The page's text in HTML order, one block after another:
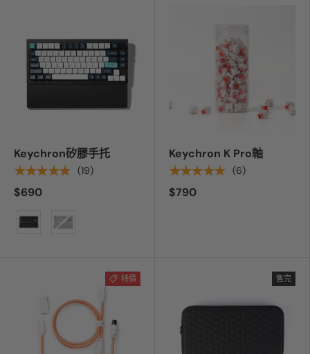
Keychron矽膠手托
★★★★★ (19)
$690
顏色
Keychron K Pro軸
★★★★★ (6)
$790
特價 售完